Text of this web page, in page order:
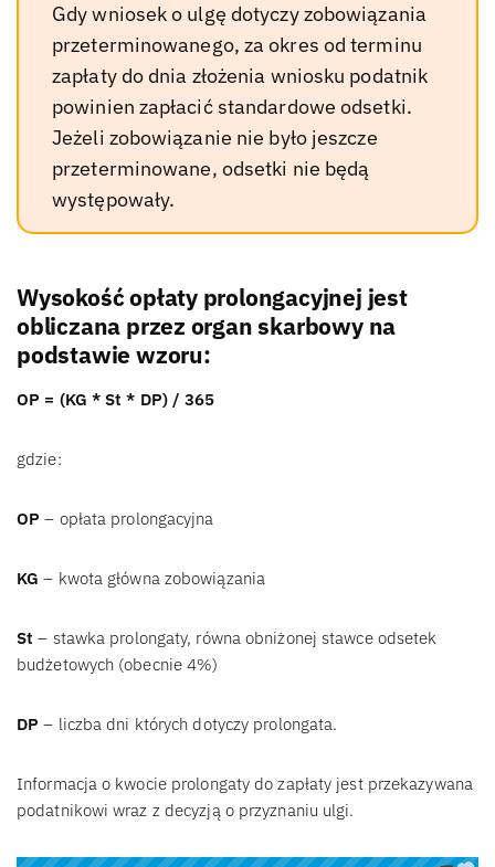
Gdy wniosek o ulgę dotyczy zobowiązania
przeterminowanego, za okres od terminu
zapłaty do dnia złożenia wniosku podatnik
powinien zapłacić standardowe odsetki.
Jeżeli zobowiązanie nie było jeszcze
przeterminowane, odsetki nie będą
występowały.
Wysokość opłaty prolongacyjnej jest
obliczana przez organ skarbowy na
podstawie wzoru:
OP = (KG * St * DP) / 365
gdzie:
OP – opłata prolongacyjna
KG – kwota główna zobowiązania
St – stawka prolongaty, równa obniżonej stawce odsetek
budżetowych (obecnie 4%)
DP – liczba dni których dotyczy prolongata.
Informacja o kwocie prolongaty do zapłaty jest przekazywana
podatnikowi wraz z decyzją o przyznaniu ulgi.